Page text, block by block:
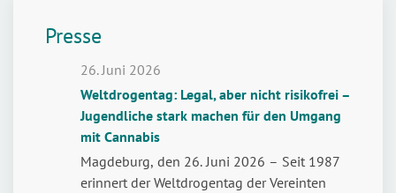
Presse
Weltdrogentag: Legal, aber nicht risikofrei –
Jugendliche stark machen für den Umgang
mit Cannabis
26. Juni 2026
Magdeburg, den 26. Juni 2026 – Seit 1987
erinnert der Weltdrogentag der Vereinten